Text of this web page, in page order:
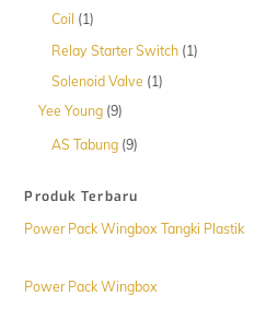
Coil 11
Relay Starter Switch 11
Solenoid Valve 11
Yee Young 99
AS Tabung 99
Produk Terbaru
Power Pack Wingbox Tangki Plastik
Power Pack Wingbox